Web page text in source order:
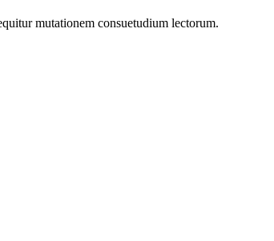
mutationem consuetudium lectorum.